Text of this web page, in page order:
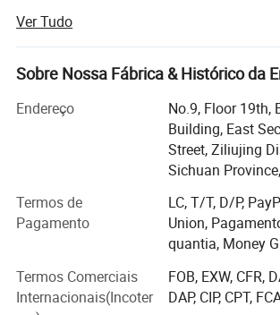
podem ser divididos principalmente em 3
produtos, produtos de simulação,
de festival, incluindo dinossauros
esculturas de cimento, Esculturas de
grama artificial, lanternas de festival,
escavação enterrado, paisagens em
amplamente utilizados em praças, jardins,
temáticos, etc.
entramos no mercado externo enquanto
focalizando no mercado doméstico, E
independente de exportar o comércio e
produtos manufacturados foram
Ver Tudo
Sobre Nossa Fábrica & Histórico da
Endereço
No.9, Floor 19th,
Building, East
Street, Ziliujing
Sichuan
Termos de
Pagamento
LC, T/T, D/P,
Union,
quantia, Money
Termos Comerciais
Internacionais(Incoter
FOB, EXW, CFR,
DAP, CIP, CPT,